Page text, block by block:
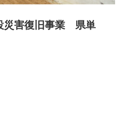
災害復旧事業 県単